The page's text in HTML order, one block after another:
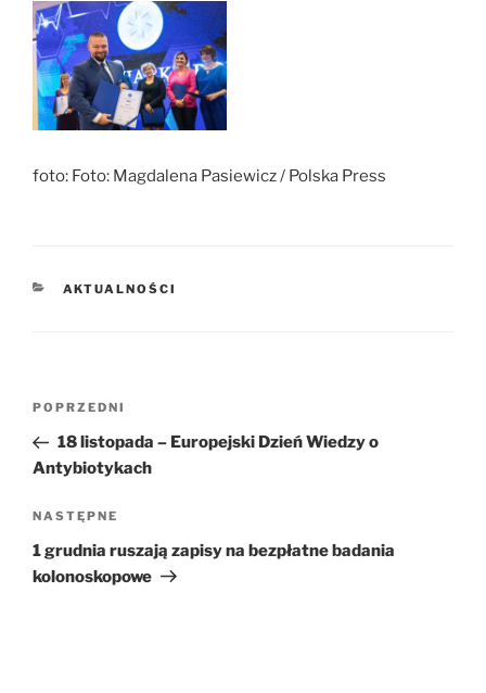
foto: Foto: Magdalena Pasiewicz / Polska Press
KATEGORIE
AKTUALNOŚCI
wpisu
Poprzedni
wpis
POPRZEDNI
18 listopada – Europejski Dzień Wiedzy o
Antybiotykach
Następny
wpis
NASTĘPNE
1 grudnia ruszają zapisy na bezpłatne badania
kolonoskopowe